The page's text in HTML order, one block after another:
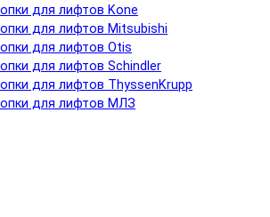
для лифтов Kone
для лифтов Mitsubishi
для лифтов Otis
для лифтов Schindler
для лифтов ThyssenKrupp
для лифтов МЛЗ